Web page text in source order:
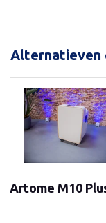
Alternatieven
Artome M10